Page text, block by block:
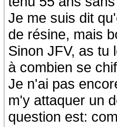
Je me suis dit
de résine, mais
Sinon JFV, as tu
à combien se
Je n'ai pas
m'y attaquer un
question est: